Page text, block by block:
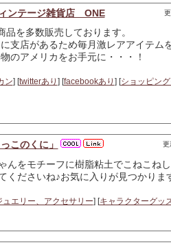
ンテージ雑貨店 ONE
品を多数販売しております。
支店があるため毎月激レアアイテム
のアメリカをお手元に・・・！
ン] [twitterあり ] [facebookあり ] [ショッピン
このくに」 更
んをモチーフに樹脂粘土でこねこね
くださいね♪お気に入りが見つかりま
ュエリー、アクセサリー] [キャラクターグッ